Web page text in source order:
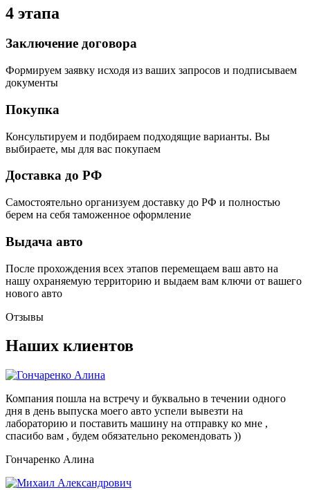
4 этапа
Заключение договора
Формируем заявку исходя из ваших запросов и подписываем
документы
Покупка
Консультируем и подбираем подходящие варианты. Вы
выбираете, мы для вас покупаем
Доставка до РФ
Самостоятельно организуем доставку до РФ и полностью
берем на себя таможенное оформление
Выдача авто
После прохождения всех этапов перемещаем ваш авто на
нашу охраняемую территорию и выдаем вам ключи от вашего
нового авто
Отзывы
Наших клиентов
Компания пошла на встречу и буквально в течении одного
дня в день выпуска моего авто успели вывезти на
лабораторию и поставить машину на отправку ко мне ,
спасибо вам , будем обязательно рекомендовать ))
Гончаренко Алина